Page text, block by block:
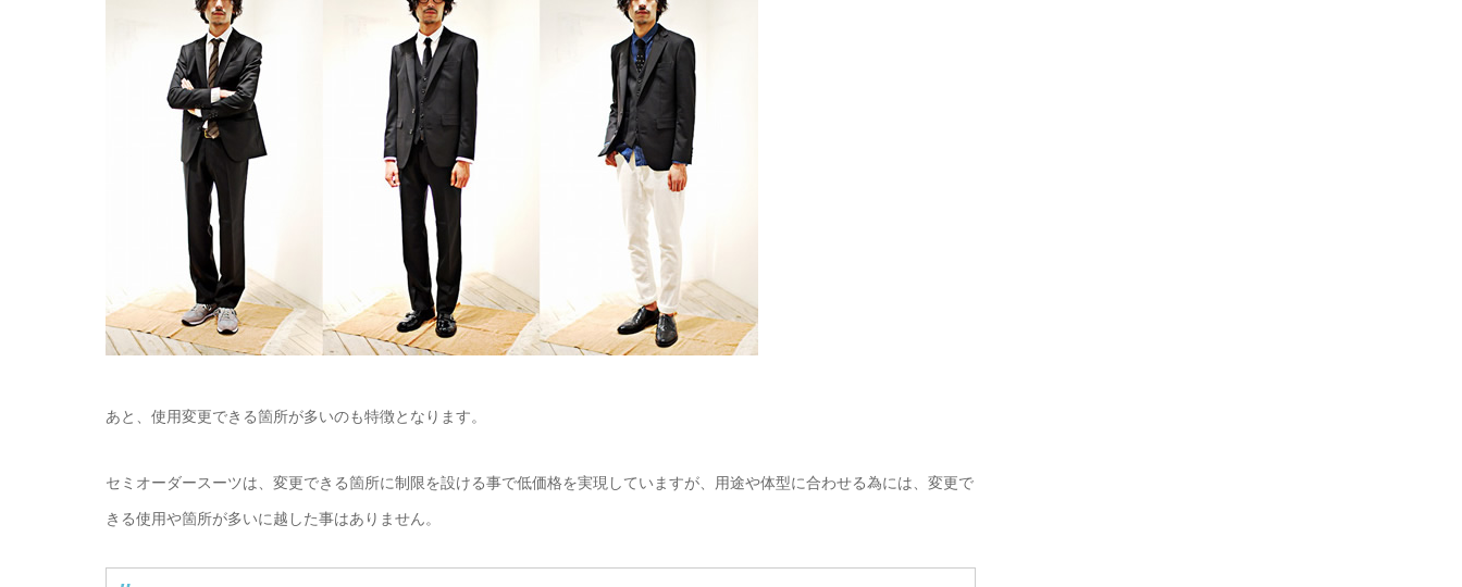
あと、使用変更できる箇所が多いのも特徴となります。
セミオーダースーツは、変更できる箇所に制限を設ける事で低価格を実現していますが、用途や体型に合わせる為には、変更で
きる使用や箇所が多いに越した事はありません。